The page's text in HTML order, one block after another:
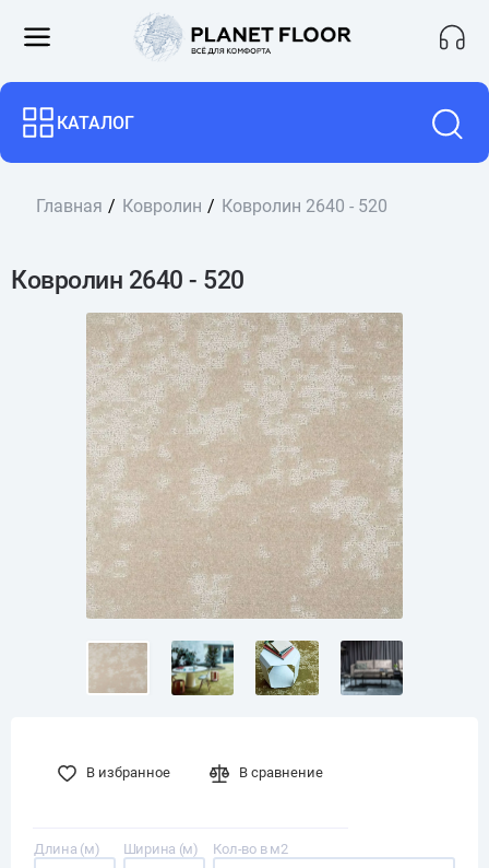
КАТАЛОГ
Главная Ковролин Ковролин 2640 - 520
Ковролин 2640 - 520
В избранное В сравнение
Длина (м) Ширина (м) Кол-во в м2